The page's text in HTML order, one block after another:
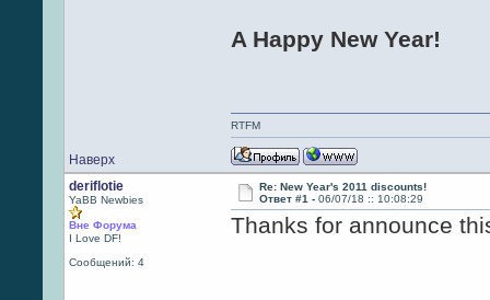
A Happy New Year!
Наверх
RTFM
deriflotie
YaBB Newbies
Вне Форума
I Love DF!
Сообщений: 4
Re: New Year's 2011 discounts!
Ответ #1 - 06/07/18 :: 10:08:29
Thanks for announce